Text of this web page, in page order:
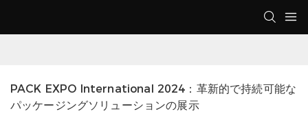
PACK EXPO International 2024：革新的で持続可能な
パッケージングソリューションの展示